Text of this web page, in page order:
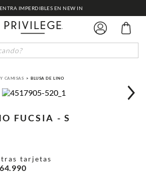
IMPERDIBLES EN NEW IN
CAMISAS BLUSA DE LINO
FUCSIA - S
tarjetas
64.990